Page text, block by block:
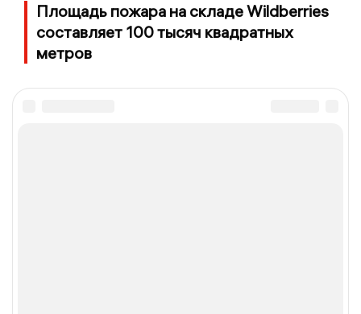
Площадь пожара на складе Wildberries
составляет 100 тысяч квадратных
метров